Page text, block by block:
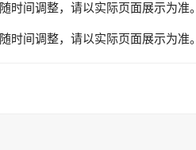
时间调整，请以实际页面展示为准。
时间调整，请以实际页面展示为准。